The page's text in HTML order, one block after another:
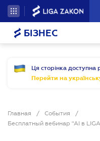
БІЗНЕС
Ця сторінка
Перейти на
Главная / События
/